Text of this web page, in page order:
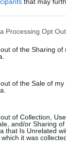
Processing Opt
of the Sharing of
of the Sale of my
of Collection, Use,
and/or Sharing of
that Is Unrelated
it was
de
vidéo